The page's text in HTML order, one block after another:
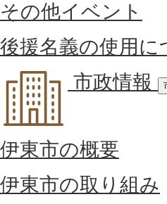
その他イベント
後援名義の使用に
市政情報
伊東市の概要
伊東市の取り組み